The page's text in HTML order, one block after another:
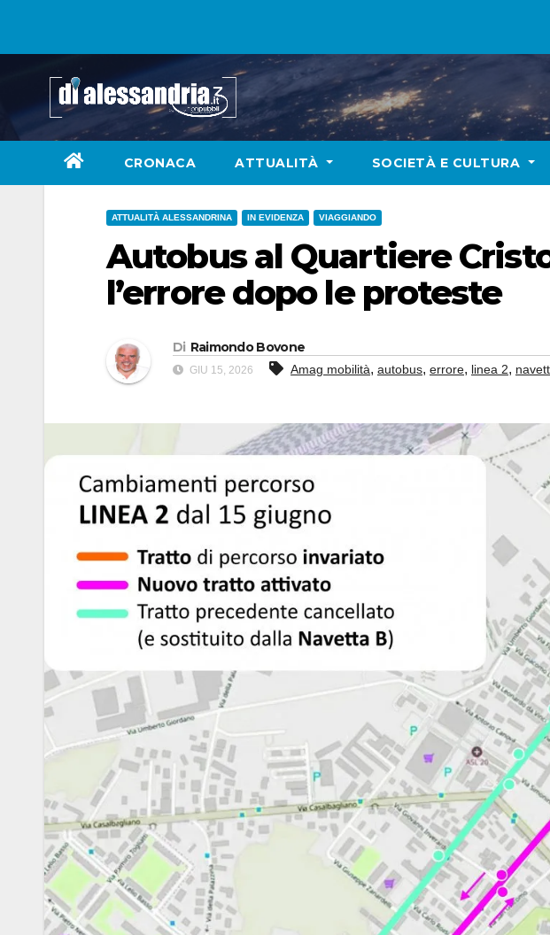
CRONACA ATTUALITÀ SOCIETÀ E CULTURA
ATTUALITÀ ALESSANDRINA IN EVIDENZA VIAGGIANDO
Autobus al Quartiere
l’errore dopo le proteste
Di Raimondo Bovone
GIU 15, 2026 Amag mobilità, autobus, errore, linea 2,